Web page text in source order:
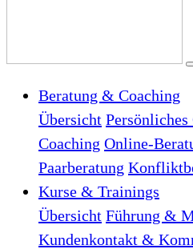
Beratung & Coaching
Übersicht Persönliches
Coaching Online-
Paarberatung
Kurse & Trainings
Übersicht Führung &
Kundenkontakt &